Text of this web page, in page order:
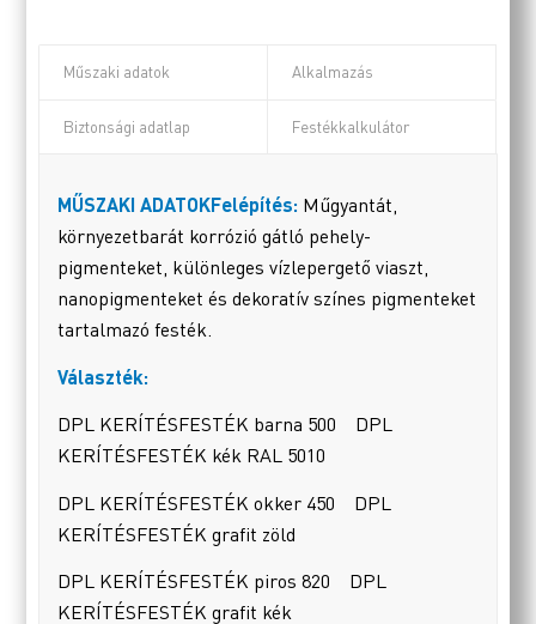
Műszaki adatok Alkalmazás
Biztonsági adatlap Festékkalkulátor
MŰSZAKI ADATOKFelépítés: Műgyantát,
környezetbarát korrózió gátló pehely-
pigmenteket, különleges vízlepergető viaszt,
nanopigmenteket és dekoratív színes pigmenteket
tartalmazó festék.
Választék:
DPL KERÍTÉSFESTÉK barna 500 DPL
KERÍTÉSFESTÉK kék RAL 5010
DPL KERÍTÉSFESTÉK okker 450 DPL
KERÍTÉSFESTÉK grafit zöld
DPL KERÍTÉSFESTÉK piros 820 DPL
KERÍTÉSFESTÉK grafit kék